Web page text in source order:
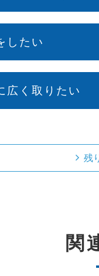
したい
広く取りたい
残
関